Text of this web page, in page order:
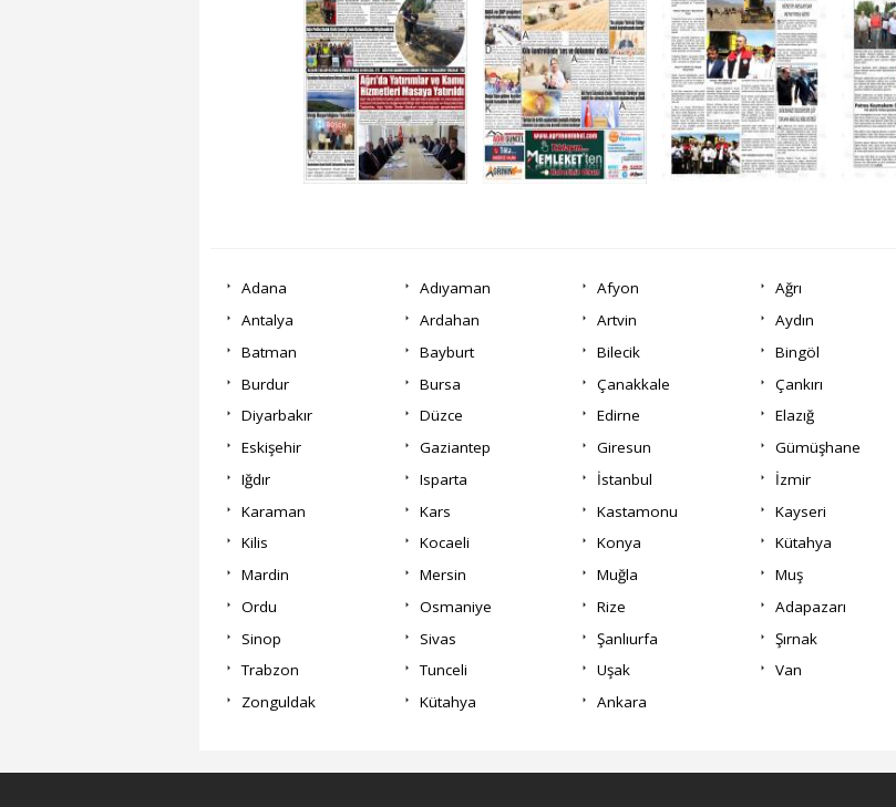
Adana Adıyaman Afyon Ağrı
Antalya
Ardahan Artvin Aydın
Batman
Bayburt Bilecik Bingöl
Burdur
Bursa Çanakkale Çankırı
Diyarbakır
Düzce Edirne Elazığ
Eskişehir
Gaziantep Giresun Gümüşhane
Iğdır
Isparta İstanbul İzmir
Karaman
Kars Kastamonu Kayseri
Kilis
Kocaeli Konya Kütahya
Mardin
Mersin Muğla Muş
Ordu
Osmaniye Rize Adapazarı
Sinop
Sivas Şanlıurfa Şırnak
Trabzon
Tunceli Uşak Van
Zonguldak
Kütahya Ankara